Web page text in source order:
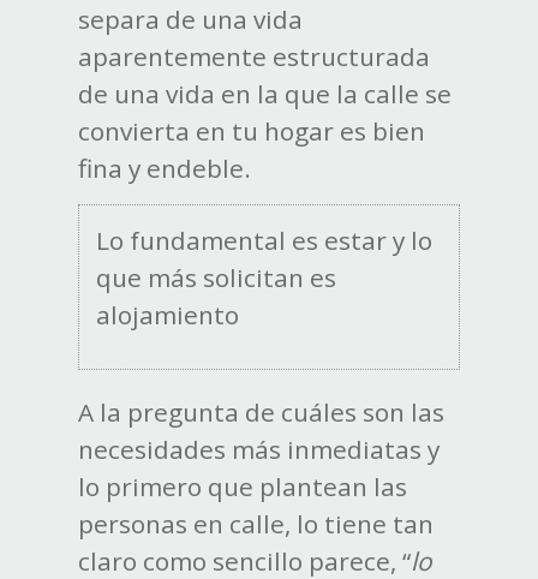
separa de una vida
aparentemente estructurada
de una vida en la que la calle se
convierta en tu hogar es bien
fina y endeble.
Lo fundamental es estar y lo
que más solicitan es
alojamiento
A la pregunta de cuáles son las
necesidades más inmediatas y
lo primero que plantean las
personas en calle, lo tiene tan
claro como sencillo parece, “lo